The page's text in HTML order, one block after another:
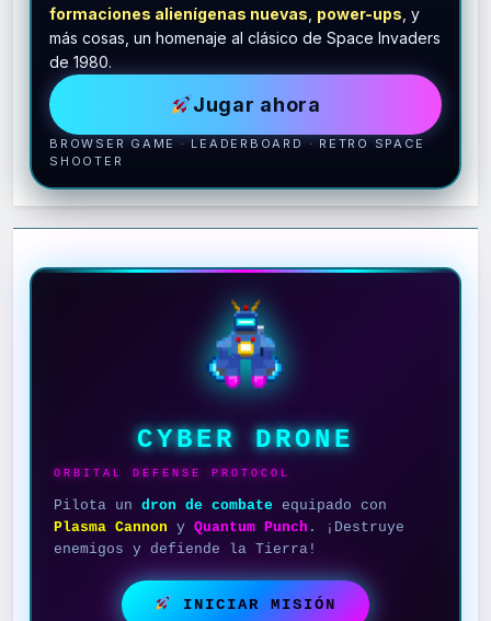
formaciones alienígenas nuevas power-ups , y
más cosas, un homenaje al clásico de Space Invaders
de 1980.
Jugar ahora
BROWSER GAME · LEADERBOARD · RETRO SPACE
SHOOTER
CYBER DRONE
ORBITAL DEFENSE PROTOCOL
Pilota un dron de combate equipado con
Plasma Cannon y Quantum Punch . ¡Destruye
enemigos y defiende la Tierra!
INICIAR MISIÓN